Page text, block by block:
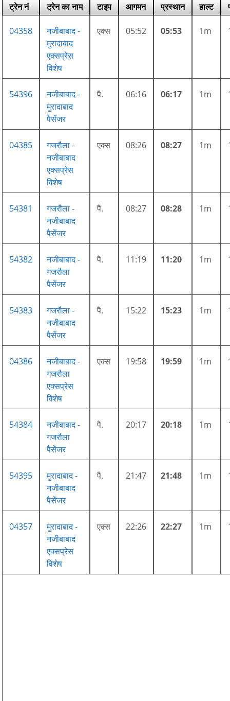
ट्रेन नं ट्रेन का नाम टाइप आगमन प्रस्थान हाल्ट
04358
नजीबाबाद -
मुरादाबाद
एक्सप्रेस
विशेष
एक्स 05:52 05:53 1m
54396
नजीबाबाद -
मुरादाबाद
पैसेंजर
पै. 06:16 06:17 1m
04385
गजरौला -
नजीबाबाद
एक्सप्रेस
विशेष
एक्स 08:26 08:27 1m
54381
गजरौला -
नजीबाबाद
पैसेंजर
पै. 08:27 08:28 1m
54382
नजीबाबाद -
गजरौला
पैसेंजर
पै. 11:19 11:20 1m
54383
गजरौला -
नजीबाबाद
पैसेंजर
पै. 15:22 15:23 1m
04386
नजीबाबाद -
गजरौला
एक्सप्रेस
विशेष
एक्स 19:58 19:59 1m
54384
नजीबाबाद -
गजरौला
पैसेंजर
पै. 20:17 20:18 1m
54395
मुरादाबाद -
नजीबाबाद
पैसेंजर
पै. 21:47 21:48 1m
04357
मुरादाबाद -
नजीबाबाद
एक्सप्रेस
विशेष
एक्स 22:26 22:27 1m